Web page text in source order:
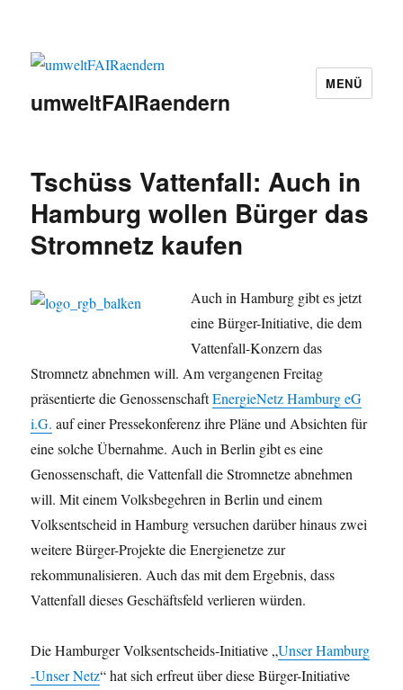
umweltFAIRaendern
MENÜ
Tschüss Vattenfall: Auch in
Hamburg wollen Bürger das
Stromnetz kaufen
Auch in Hamburg gibt es jetzt
eine Bürger-Initiative, die dem
Vattenfall-Konzern das
Stromnetz abnehmen will. Am vergangenen Freitag
präsentierte die GenossenschaftEnergieNetz Hamburg eG
i.G. auf einer Pressekonferenz ihre Pläne und Absichten für
eine solche Übernahme. Auch in Berlin gibt es eine
Genossenschaft, die Vattenfall die Stromnetze abnehmen
will. Mit einem Volksbegehren in Berlin und einem
Volksentscheid in Hamburg versuchen darüber hinaus zwei
weitere Bürger-Projekte die Energienetze zur
rekommunalisieren. Auch das mit dem Ergebnis, dass
Vattenfall dieses Geschäftsfeld verlieren würden.
Die Hamburger Volksentscheids-Initiative „Unser Hamburg
-Unser Netz“ hat sich erfreut über diese Bürger-Initiative